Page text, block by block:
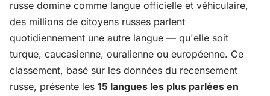
russe domine comme langue officielle et véhiculaire,
des millions de citoyens russes parlent
quotidiennement une autre langue — qu'elle soit
turque, caucasienne, ouralienne ou européenne. Ce
classement, basé sur les données du recensement
russe, présente les 15 langues les plus parlées en